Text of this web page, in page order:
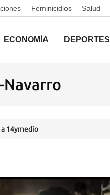
Feminicidios Salud
ECONOMÍA DEPORTES
Navarro
14ymedio